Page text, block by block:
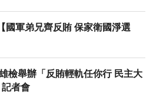
國軍弟兄齊反賄 保家衛國淨選
檢舉辦「反賄輕軌任你行 民主大
者會